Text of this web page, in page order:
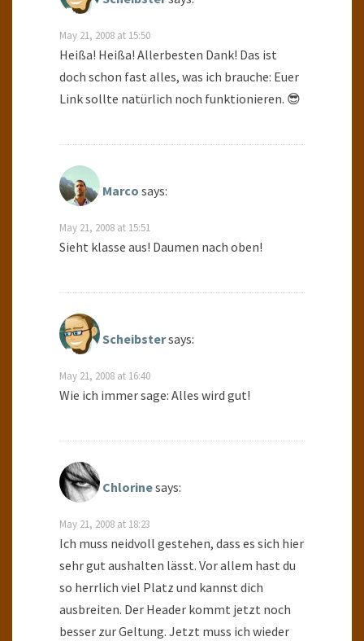
May 21, 2008 at 15:50
Heißa! Heißa! Allerbesten Dank! Das ist
doch schon fast alles, was ich brauche: Euer
Link sollte natürlich noch funktionieren. 😎
Marco says:
May 21, 2008 at 15:51
Sieht klasse aus! Daumen nach oben!
Scheibstersays:
May 21, 2008 at 16:40
Wie ich immer sage: Alles wird gut!
Chlorinesays:
May 21, 2008 at 18:23
Ich muss neidvoll gestehen, dass es sich hier
sehr gut aushalten lässt. Vor allem hast du
so herrlich viel Platz und kannst dich
ausbreiten. Der Header kommt jetzt noch
besser zur Geltung. Jetzt muss ich wieder